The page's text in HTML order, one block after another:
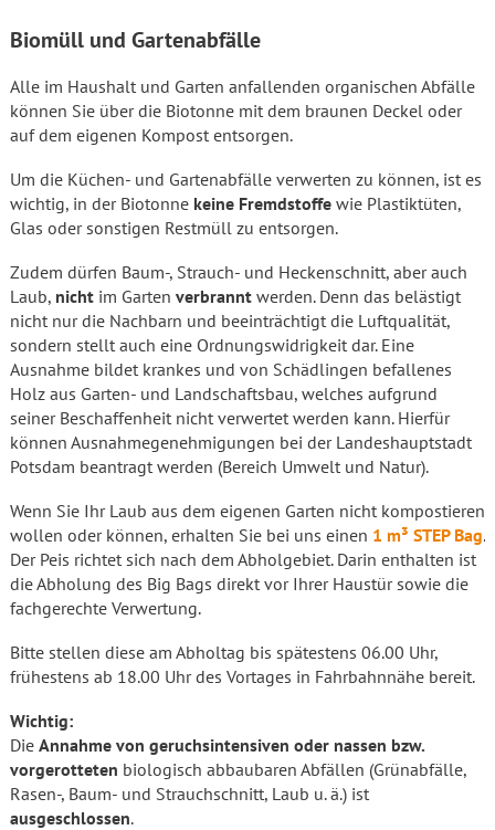
Biomüll und Gartenabfälle
Alle im Haushalt und Garten anfallenden organischen Abfälle
können Sie über die Biotonne mit dem braunen Deckel oder
auf dem eigenen Kompost entsorgen.
Um die Küchen-­ und Gartenabfälle verwerten zu können, ist es
wichtig, in der Biotonne keine Fremdstoffe wie Plastiktüten,
Glas oder sonstigen Restmüll zu entsorgen.
Zudem dürfen Baum-, Strauch- und Heckenschnitt, aber auch
Laub, nicht im Garten verbrannt werden. Denn das belästigt
nicht nur die Nachbarn und beeinträchtigt die Luftqualität,
sondern stellt auch eine Ordnungswidrigkeit dar. Eine
Ausnahme bildet krankes und von Schädlingen befallenes
Holz aus Garten- und Landschaftsbau, welches aufgrund
seiner Beschaffenheit nicht verwertet werden kann. Hierfür
können Ausnahmegenehmigungen bei der Landeshauptstadt
Potsdam beantragt werden (Bereich Umwelt und Natur).
Wenn Sie Ihr Laub aus dem eigenen Garten nicht kompostieren
wollen oder können, erhalten Sie bei uns einen 1 m³ STEP Bag.
Der Peis richtet sich nach dem Abholgebiet. Darin enthalten ist
die Abholung des Big Bags direkt vor Ihrer Haustür sowie die
fachgerechte Verwertung.
Bitte stellen diese am Abholtag bis spätestens 06.00 Uhr,
frühestens ab 18.00 Uhr des Vortages in Fahrbahnnähe bereit.
Wichtig:
Die Annahme von geruchsintensiven oder nassen bzw.
vorgerotteten biologisch abbaubaren Abfällen (Grünabfälle,
Rasen-, Baum- und Strauchschnitt, Laub u. ä.) ist
ausgeschlossen.